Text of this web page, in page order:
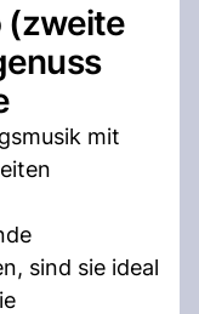
(zweite
mit
sind sie ideal